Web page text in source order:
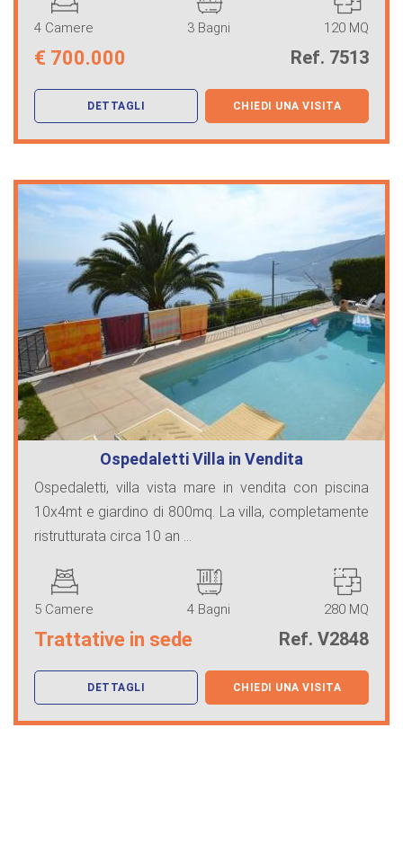
4 Camere 3 Bagni 120 MQ
€ 700.000 Ref. 7513
DETTAGLI CHIEDI UNA VISITA
Ospedaletti Villa in Vendita
Ospedaletti, villa vista mare in vendita con piscina
10x4mt e giardino di 800mq. La villa, completamente
ristrutturata circa 10 an ...
5 Camere 4 Bagni 280 MQ
Trattative in sede Ref. V2848
DETTAGLI CHIEDI UNA VISITA